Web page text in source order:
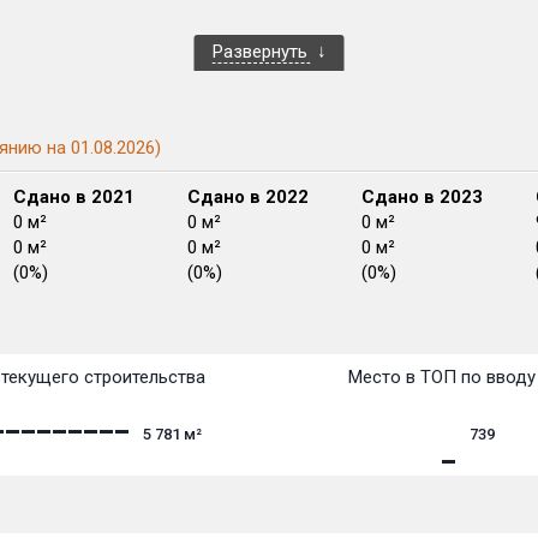
Развернуть
на 01.08.2026)
Сдано в 2021
0 м²
0 м²
(0%)
Сдано в 2022
0 м²
0 м²
(0%)
Сдано в 2023
0 м²
0 м²
(0%)
строительства
5 781 м²
Место в ТОП по
739